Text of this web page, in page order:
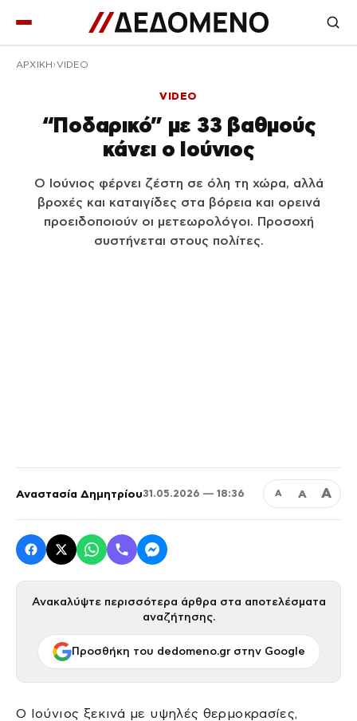
ΑΡΧΙΚΉ VIDEO
VIDEO
“Ποδαρικό” με 33 βαθμούς
κάνει ο Ιούνιος
Ο Ιούνιος φέρνει ζέστη σε όλη τη χώρα, αλλά
βροχές και καταιγίδες στα βόρεια και ορεινά
προειδοποιούν οι μετεωρολόγοι. Προσοχή
συστήνεται στους πολίτες.
Αναστασία Δημητρίου31.05.2026 — 18:36 Α Α Α
Ανακαλύψτε περισσότερα άρθρα στα αποτελέσματα
αναζήτησης.
Προσθήκη του dedomeno.gr στην Google
Ο Ιούνιος ξεκινά με υψηλές θερμοκρασίες,